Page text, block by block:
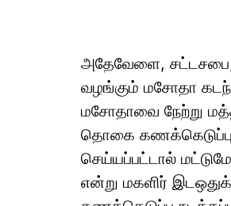
அதேவேளை, சட்டசபை,
வழங்கும் மசோதா
மசோதாவை நேற்று
தொகை கணக்கெடுப்பு
செய்யப்பட்டால்
என்று மகளிர்